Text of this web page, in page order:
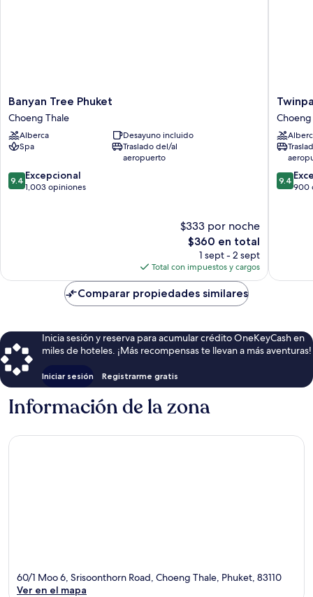
Banyan
Tree
Phuket
Choeng
Thale
Banyan Tree Phuket
Choeng Thale
Alberca
Desayuno incluido
Spa
Traslado del/al
aeropuerto
9.4
de
9.4 Excepcional
1,003 opiniones
$333 por noche
El
precio
actual
es
de
$360
$360 en total
1 sept - 2 sept
Total con impuestos y cargos
Surin
Beach
Phuket
Choeng
Thale
9.4
de
9.4
900
Comparar propiedades similares
Inicia sesión y reserva para acumular crédito OneKeyCash en
miles de hoteles. ¡Más recompensas te llevan a más aventuras!
Iniciar sesión Registrarme gratis
Información de la zona
60/1 Moo 6, Srisoonthorn Road, Choeng Thale, Phuket, 83110
Ver en el mapa